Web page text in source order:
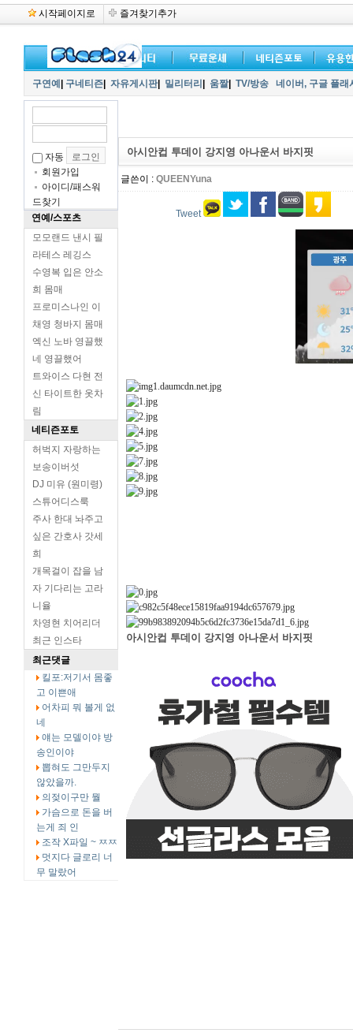
시작페이지로 즐겨찾기추가
구연예 구네티즌 자유게시판| 밀리터리 움짤| TV/방송 네이버, 구글 플
자동
회원가입
아이디/패스워
드찾기
연예/스포츠
모모랜드 낸시 필
라테스 레깅스
수영복 입은 안소
희 몸매
프로미스나인 이
채영 청바지 몸매
엑신 노바 영끌했
네 영끌했어
트와이스 다현 전
신 타이트한 옷차
림
네티즌포토
허벅지 자랑하는
보송이버섯
DJ 미유 (원미령)
스튜어디스룩
주사 한대 놔주고
싶은 간호사 갓세
희
개목걸이 잡을 남
자 기다리는 고라
니율
차영현 치어리더
최근 인스타
최근댓글
킬포:저기서 몸좋
고 이쁜애
어차피 뭐 볼게 없
네
얘는 모델이야 방
송인이야
뽑혀도 그만두지
않았을까.
의젖이구만 뭘
가슴으로 돈을 버
는게 죄 인
조작 X파일 ~ ㅉㅉ
멋지다 글로리 너
무 말랐어
아시안컵 투데이 강지영 아나운서 바지핏
글쓴이 : QUEENYuna
Tweet
아시안컵 투데이 강지영 아나운서 바지핏